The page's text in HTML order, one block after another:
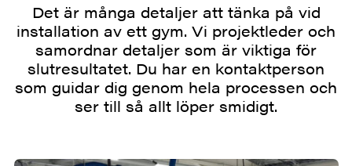
Det är många detaljer att tänka på vid
installation av ett gym. Vi projektleder och
samordnar detaljer som är viktiga för
slutresultatet. Du har en kontaktperson
som guidar dig genom hela processen och
ser till så allt löper smidigt.